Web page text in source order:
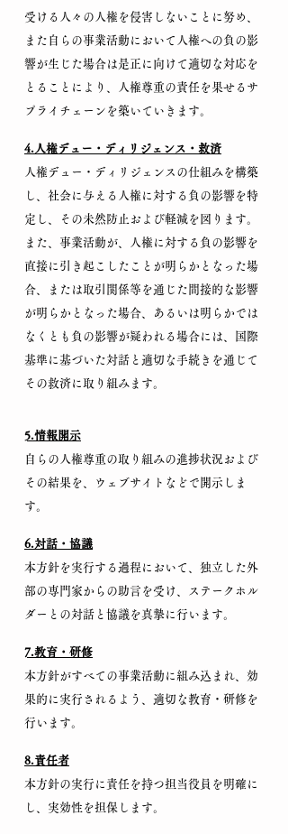
受ける人々の人権を侵害しないことに努め、
また自らの事業活動において人権への負の影
響が生じた場合は是正に向けて適切な対応を
とることにより、人権尊重の責任を果せるサ
プライチェーンを築いていきます。
4.人権デュー・ディリジェンス・救済
人権デュー・ディリジェンスの仕組みを構築
し、社会に与える人権に対する負の影響を特
定し、その未然防止および軽減を図ります。
また、事業活動が、人権に対する負の影響を
直接に引き起こしたことが明らかとなった場
合、または取引関係等を通じた間接的な影響
が明らかとなった場合、あるいは明らかでは
なくとも負の影響が疑われる場合には、国際
基準に基づいた対話と適切な手続きを通じて
その救済に取り組みます。
5.情報開示
自らの人権尊重の取り組みの進捗状況および
その結果を、ウェブサイトなどで開示しま
す。
6.対話・協議
本方針を実行する過程において、独立した外
部の専門家からの助言を受け、ステークホル
ダーとの対話と協議を真摯に行います。
7.教育・研修
本方針がすべての事業活動に組み込まれ、効
果的に実行されるよう、適切な教育・研修を
行います。
8.責任者
本方針の実行に責任を持つ担当役員を明確に
し、実効性を担保します。